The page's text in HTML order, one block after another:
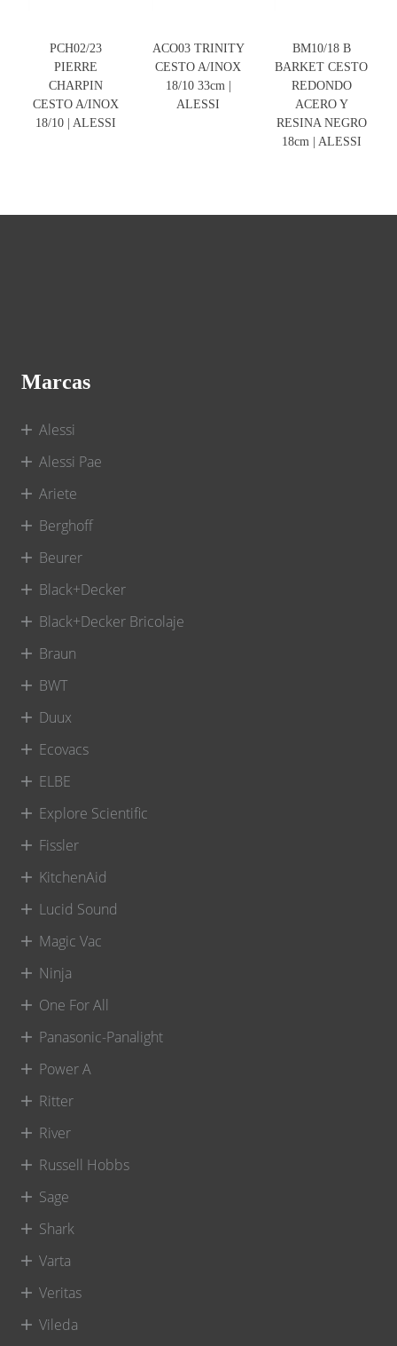
PCH02/23
PIERRE
CHARPIN
CESTO A/INOX
18/10 | ALESSI
ACO03 TRINITY
CESTO A/INOX
18/10 33cm |
ALESSI
BM10/18 B
BARKET CESTO
REDONDO
ACERO Y
RESINA NEGRO
18cm | ALESSI
Marcas
Alessi
Alessi Pae
Ariete
Berghoff
Beurer
Black+Decker
Black+Decker Bricolaje
Braun
BWT
Duux
Ecovacs
ELBE
Explore Scientific
Fissler
KitchenAid
Lucid Sound
Magic Vac
Ninja
One For All
Panasonic-Panalight
Power A
Ritter
River
Russell Hobbs
Sage
Shark
Varta
Veritas
Vileda